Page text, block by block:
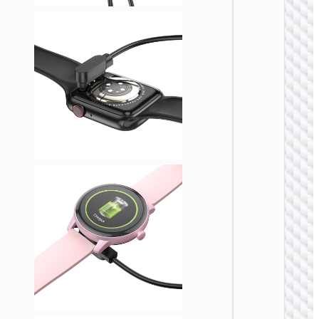
Y1 Pro
能运动
表 通话
手表配
Y9 智能
动手表
话版)